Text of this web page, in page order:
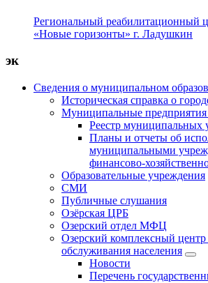
Региональный реабилитационный
«Новые горизонты» г. Ладушкин
эк
Сведения о муниципальном
Историческая справка о
Муниципальные
Реестр муниципальных
Планы и отчеты об
муниципальными
финансово-
Образовательные учреждения
СМИ
Публичные слушания
Озёрская ЦРБ
Озерский отдел МФЦ
Озерский комплексный центр
обслуживания населения
Новости
Перечень